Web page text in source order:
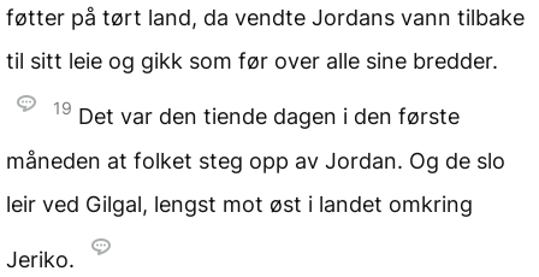
føtter på tørt land, da vendte Jordans vann tilbake
til sitt leie og gikk som før over alle sine bredder.
19 Det var den tiende dagen i den første
måneden at folket steg opp av Jordan. Og de slo
leir ved Gilgal, lengst mot øst i landet omkring
Jeriko.